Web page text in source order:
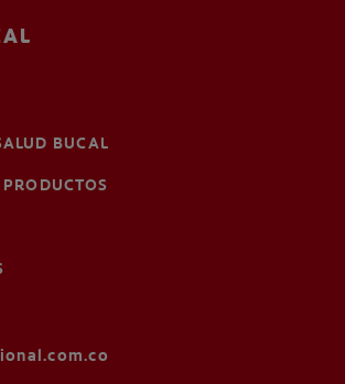
BUCAL